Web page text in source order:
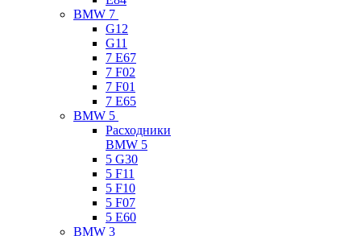
BMW 7
G12
G11
7 Е67
7 F02
7 F01
7 E65
BMW 5
Расходники
BMW 5
5 G30
5 F11
5 F10
5 F07
5 E60
BMW 3